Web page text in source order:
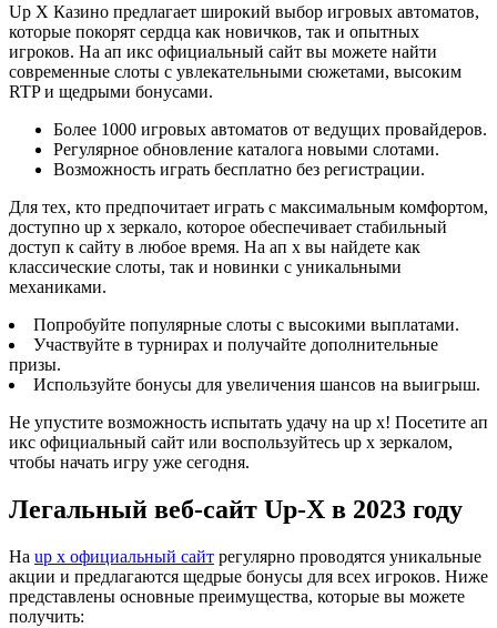
Up X Казино предлагает широкий выбор игровых автоматов,
которые покорят сердца как новичков, так и опытных
игроков. На ап икс официальный сайт вы можете найти
современные слоты с увлекательными сюжетами, высоким
RTP и щедрыми бонусами.
Более 1000 игровых автоматов от ведущих провайдеров.
Регулярное обновление каталога новыми слотами.
Возможность играть бесплатно без регистрации.
Для тех, кто предпочитает играть с максимальным комфортом,
доступно up x зеркало, которое обеспечивает стабильный
доступ к сайту в любое время. На ап х вы найдете как
классические слоты, так и новинки с уникальными
механиками.
Попробуйте популярные слоты с высокими выплатами.
Участвуйте в турнирах и получайте дополнительные
призы.
Используйте бонусы для увеличения шансов на выигрыш.
Не упустите возможность испытать удачу на up x! Посетите ап
икс официальный сайт или воспользуйтесь up x зеркалом,
чтобы начать игру уже сегодня.
Легальный веб-сайт Up-X в 2023 году
На up x официальный сайт регулярно проводятся уникальные
акции и предлагаются щедрые бонусы для всех игроков. Ниже
представлены основные преимущества, которые вы можете
получить: